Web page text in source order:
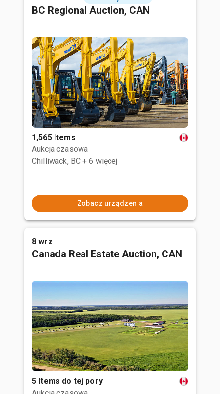
BC Regional Auction, CAN
1,565 Items
Aukcja czasowa
Chilliwack, BC + 6 więcej
Zobacz urządzenia
8 wrz
Canada Real Estate Auction, CAN
5 Items do tej pory